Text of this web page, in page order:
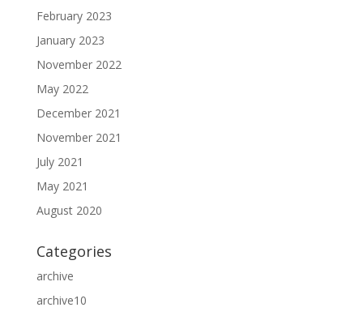
February 2023
January 2023
November 2022
May 2022
December 2021
November 2021
July 2021
May 2021
August 2020
Categories
archive
archive10